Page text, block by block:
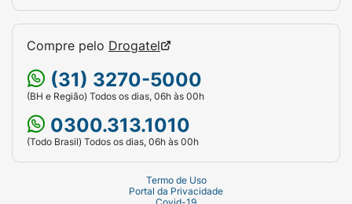
Compre pelo Drogatel
(31) 3270-5000
(BH e Região) Todos os dias, 06h às 00h
0300.313.1010
(Todo Brasil) Todos os dias, 06h às 00h
Termo de Uso
Portal da Privacidade